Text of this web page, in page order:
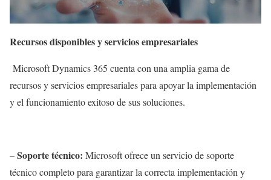
Recursos disponibles y servicios empresariales
Microsoft Dynamics 365 cuenta con una amplia gama de
recursos y servicios empresariales para apoyar la implementación
y el funcionamiento exitoso de sus soluciones.
–Soporte técnico: Microsoft ofrece un servicio de soporte
técnico completo para garantizar la correcta implementación y